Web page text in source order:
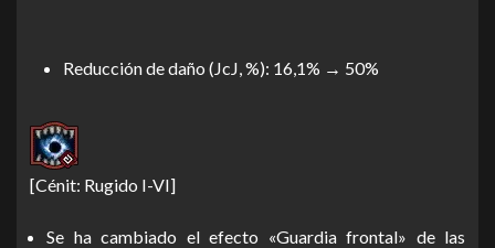
Reducción de daño (JcJ, %): 16,1% → 50%
[Cénit: Rugido I-VI]
Se ha cambiado el efecto «Guardia frontal» de las